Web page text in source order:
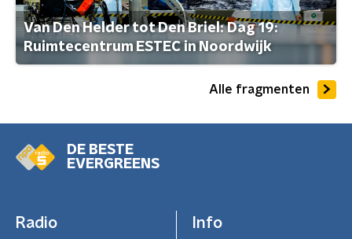
Van Den Helder tot Den Briel: Dag 19:
Ruimtecentrum ESTEC in Noordwijk
Alle fragmenten
DE BESTE
EVERGREENS
Radio Info